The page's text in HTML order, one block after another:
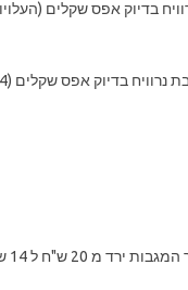
בייצור של 4,000 מגבות נרוויח